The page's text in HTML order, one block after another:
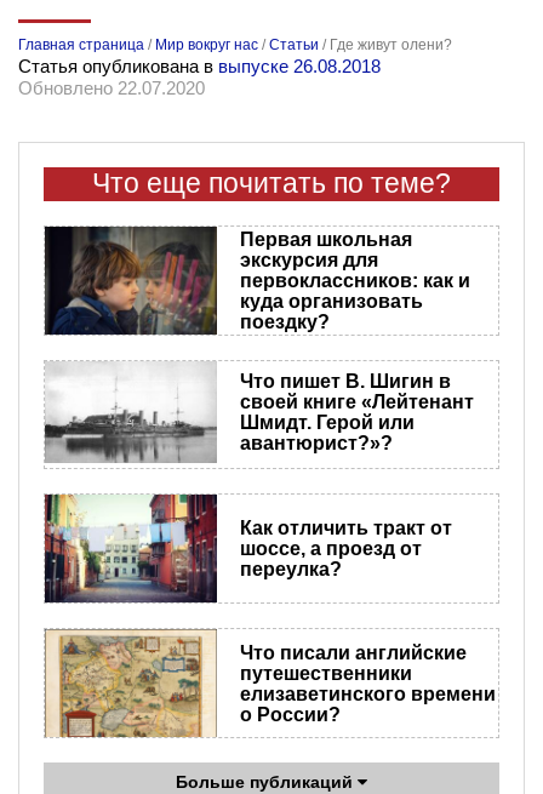
Главная страница / Мир вокруг нас /Статьи / Где живут олени?
Статья опубликована в выпуске 26.08.2018
Обновлено 22.07.2020
Что еще почитать по теме?
Первая школьная
экскурсия для
первоклассников: как и
куда организовать
поездку?
Что пишет В. Шигин в
своей книге «Лейтенант
Шмидт. Герой или
авантюрист?»?
Как отличить тракт от
шоссе, а проезд от
переулка?
Что писали английские
путешественники
елизаветинского времени
о России?
Больше публикаций